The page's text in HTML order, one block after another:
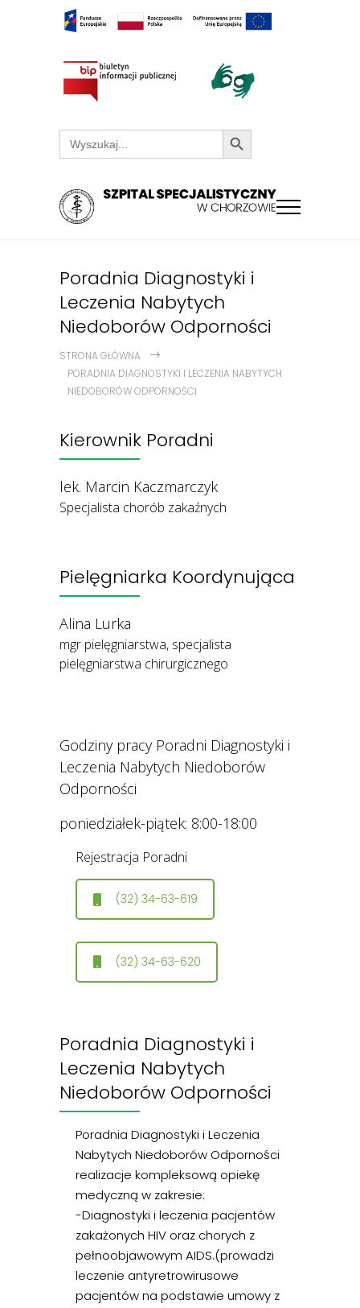
Search
for:
Search Button
Poradnia Diagnostyki i
Leczenia Nabytych
Niedoborów Odporności
STRONA GŁÓWNA
PORADNIA DIAGNOSTYKI I LECZENIA NABYTYCH
NIEDOBORÓW ODPORNOŚCI
Kierownik Poradni
lek. Marcin Kaczmarczyk
Specjalista chorób zakaźnych
Pielęgniarka Koordynująca
Alina Lurka
mgr pielęgniarstwa, specjalista
pielęgniarstwa chirurgicznego
Godziny pracy Poradni Diagnostyki i
Leczenia Nabytych Niedoborów
Odporności
poniedziałek-piątek: 8:00-18:00
Rejestracja Poradni
(32) 34-63-619
(32) 34-63-620
Poradnia Diagnostyki i
Leczenia Nabytych
Niedoborów Odporności
Poradnia Diagnostyki i Leczenia
Nabytych Niedoborów Odporności
realizacje kompleksową opiekę
medyczną w zakresie:
-Diagnostyki i leczenia pacjentów
zakażonych HIV oraz chorych z
pełnoobjawowym AIDS.(prowadzi
leczenie antyretrowirusowe
pacjentów na podstawie umowy z